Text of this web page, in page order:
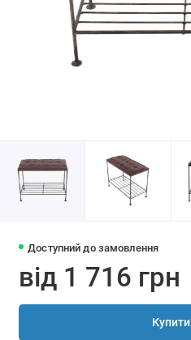
Доступний до замовлення
від 1 716 грн
Купити